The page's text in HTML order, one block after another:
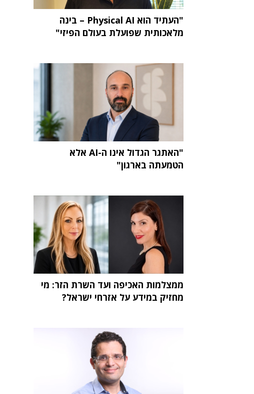
"העתיד הוא Physical AI – בינה
מלאכותית שפועלת בעולם הפיזי"
"האתגר הגדול אינו ה-AI אלא
הטמעתה בארגון"
ממצלמות האכיפה ועד השרת הזר: מי
מחזיק במידע על אזרחי ישראל?